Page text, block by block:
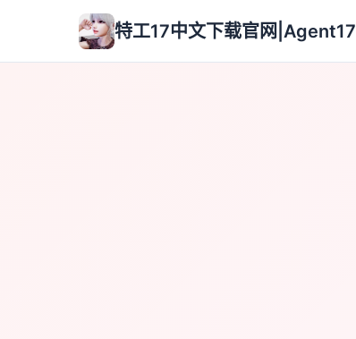
特工17中文下载官网|Agent17